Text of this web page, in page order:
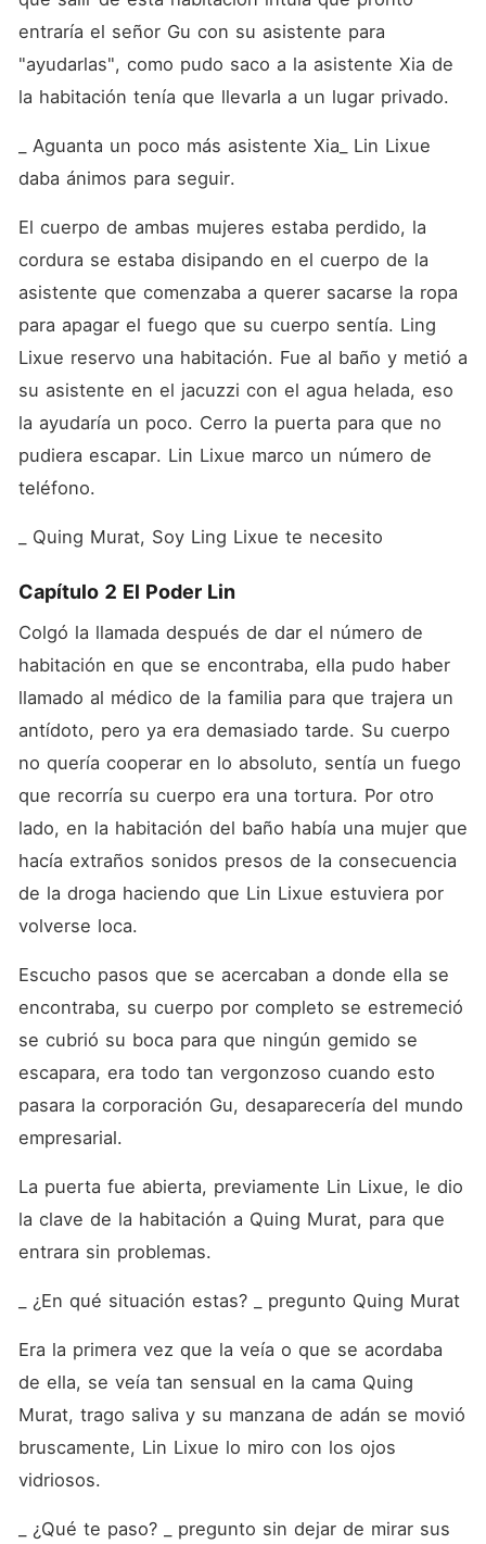
entraría el señor Gu con su asistente para
"ayudarlas", como pudo saco a la asistente Xia de
la habitación tenía que llevarla a un lugar privado.
_ Aguanta un poco más asistente Xia_ Lin Lixue
daba ánimos para seguir.
El cuerpo de ambas mujeres estaba perdido, la
cordura se estaba disipando en el cuerpo de la
asistente que comenzaba a querer sacarse la ropa
para apagar el fuego que su cuerpo sentía. Ling
Lixue reservo una habitación. Fue al baño y metió a
su asistente en el jacuzzi con el agua helada, eso
la ayudaría un poco. Cerro la puerta para que no
pudiera escapar. Lin Lixue marco un número de
teléfono.
_ Quing Murat, Soy Ling Lixue te necesito
Capítulo 2 El Poder Lin
Colgó la llamada después de dar el número de
habitación en que se encontraba, ella pudo haber
llamado al médico de la familia para que trajera un
antídoto, pero ya era demasiado tarde. Su cuerpo
no quería cooperar en lo absoluto, sentía un fuego
que recorría su cuerpo era una tortura. Por otro
lado, en la habitación del baño había una mujer que
hacía extraños sonidos presos de la consecuencia
de la droga haciendo que Lin Lixue estuviera por
volverse loca.
Escucho pasos que se acercaban a donde ella se
encontraba, su cuerpo por completo se estremeció
se cubrió su boca para que ningún gemido se
escapara, era todo tan vergonzoso cuando esto
pasara la corporación Gu, desaparecería del mundo
empresarial.
La puerta fue abierta, previamente Lin Lixue, le dio
la clave de la habitación a Quing Murat, para que
entrara sin problemas.
_ ¿En qué situación estas? _ pregunto Quing Murat
Era la primera vez que la veía o que se acordaba
de ella, se veía tan sensual en la cama Quing
Murat, trago saliva y su manzana de adán se movió
bruscamente, Lin Lixue lo miro con los ojos
vidriosos.
_ ¿Qué te paso? _ pregunto sin dejar de mirar sus